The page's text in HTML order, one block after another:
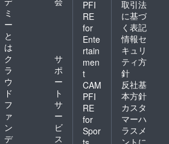
ミ
ー
と
は
ク
ラ
ウ
ド
フ
ァ
ン
デ
サ
ポ
ー
ト
サ
ー
ビ
ス
PFI
RE
for
Ente
rtain
men
t
CAM
PFI
RE
for
Spor
取引法
に基づ
く表記
情報セ
キュリ
ティ方
針
反社基
本方針
カスタ
マーハ
ラスメ
ントに